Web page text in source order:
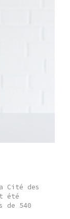
Cité des
été
de 540